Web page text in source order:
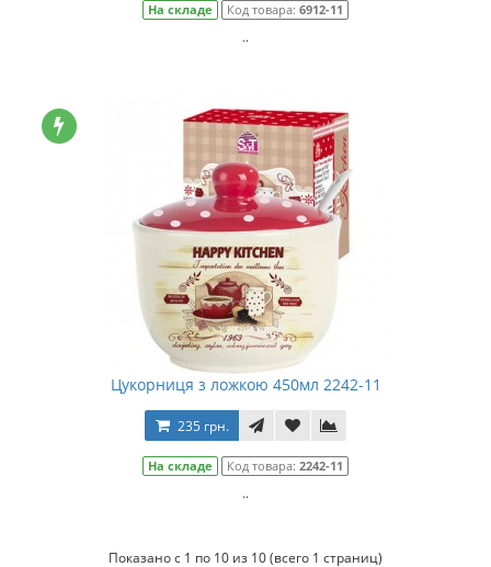
На складе Код товара: 6912-11
..
Цукорниця з ложкою 450мл 2242-11
235 грн.
На складе Код товара: 2242-11
..
Показано с 1 по 10 из 10 (всего 1 страниц)